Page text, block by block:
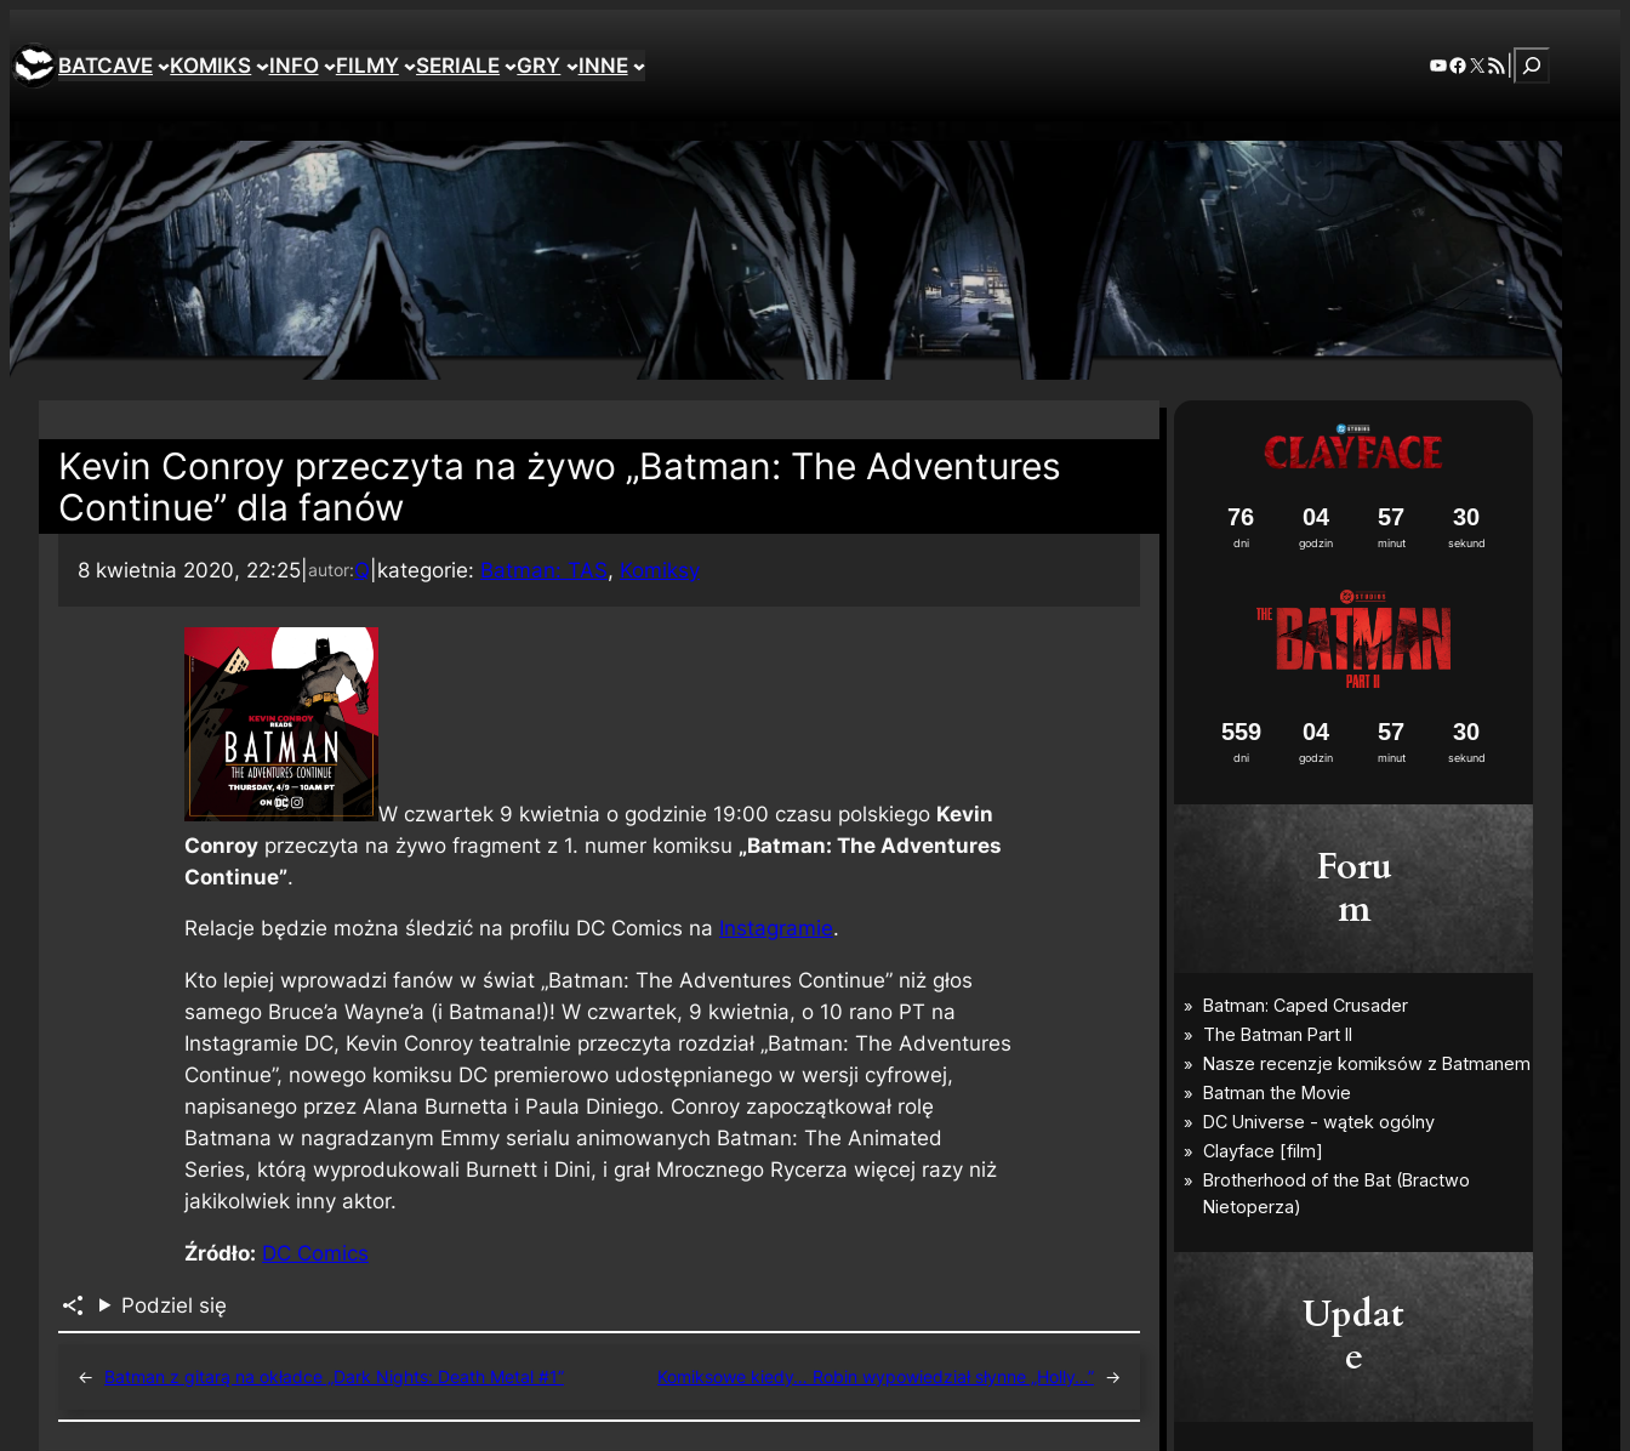
BATCAVE KOMIKS INFO FILMY SERIALE GRY INNE YouTube
Facebook
X RSS FeedSzukaj
Kevin Conroy przeczyta na żywo „Batman: The Adventures
Continue” dla fanów
8 kwietnia 2020, 22:25 autor:Q kategorie: Batman: TAS, Komiksy
W czwartek 9 kwietnia o godzinie 19:00 czasu polskiego Kevin
Conroy przeczyta na żywo fragment z 1. numer komiksu „Batman: The Adventures
Continue”.
Relacje będzie można śledzić na profilu DC Comics na Instagramie.
Kto lepiej wprowadzi fanów w świat „Batman: The Adventures Continue” niż głos
samego Bruce’a Wayne’a (i Batmana!)! W czwartek, 9 kwietnia, o 10 rano PT na
Instagramie DC, Kevin Conroy teatralnie przeczyta rozdział „Batman: The Adventures
Continue”, nowego komiksu DC premierowo udostępnianego w wersji cyfrowej,
napisanego przez Alana Burnetta i Paula Diniego. Conroy zapoczątkował rolę
Batmana w nagradzanym Emmy serialu animowanych Batman: The Animated
Series, którą wyprodukowali Burnett i Dini, i grał Mrocznego Rycerza więcej razy niż
jakikolwiek inny aktor.
Źródło: DC Comics
Podziel się
← Batman z gitarą na okładce „Dark Nights: Death Metal #1” Komiksowe kiedy… Robin wypowiedział słynne „Holly…” →
dni
76
godzin
04
minut
57
sekund
29
dni
559
godzin
04
minut
57
sekund
29
Foru
m
Updat
e